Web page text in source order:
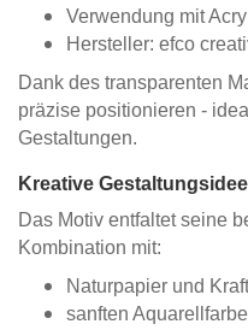
Verwendung mit
Hersteller: efco
Dank des transparenten
präzise positionieren -
Gestaltungen.
Kreative
Das Motiv entfaltet seine
Kombination mit:
Naturpapier und
sanften